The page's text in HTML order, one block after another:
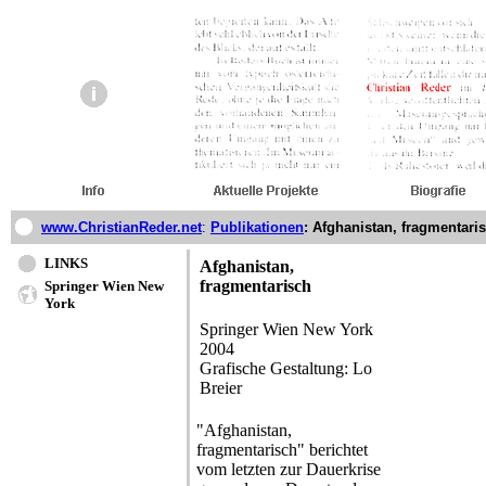
www.ChristianReder.net: Publikationen: Afghanistan,
LINKS
Springer Wien New
York
Afghanistan,
fragmentarisch
Springer Wien New York
2004
Grafische Gestaltung: Lo
Breier
"Afghanistan,
fragmentarisch" berichtet
vom letzten zur Dauerkrise